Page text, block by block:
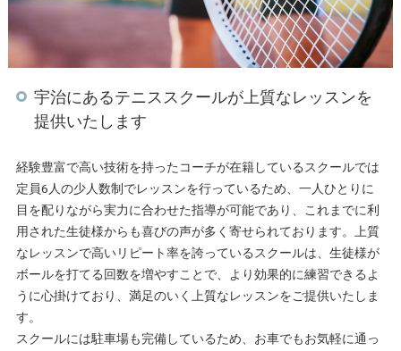
宇治にあるテニススクールが上質なレッスンを
提供いたします
経験豊富で高い技術を持ったコーチが在籍しているスクールでは
定員6人の少人数制でレッスンを行っているため、一人ひとりに
目を配りながら実力に合わせた指導が可能であり、これまでに利
用された生徒様からも喜びの声が多く寄せられております。上質
なレッスンで高いリピート率を誇っているスクールは、生徒様が
ボールを打てる回数を増やすことで、より効果的に練習できるよ
うに心掛けており、満足のいく上質なレッスンをご提供いたしま
す。
スクールには駐車場も完備しているため、お車でもお気軽に通っ